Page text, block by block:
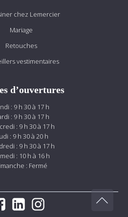
chez Lemercier
Mariage
Retouches
vestimentaires
d’ouvertures
: 9 h 30 à 17 h
: 9 h 30 à 17 h
: 9 h 30 à 17 h
: 9 h 30 à 20 h
: 9 h 30 à 17 h
: 10 h à 16 h
: Fermé